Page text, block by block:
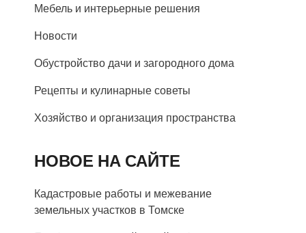
Мебель и интерьерные решения
Новости
Обустройство дачи и загородного дома
Рецепты и кулинарные советы
Хозяйство и организация пространства
НОВОЕ НА САЙТЕ
Кадастровые работы и межевание
земельных участков в Томске